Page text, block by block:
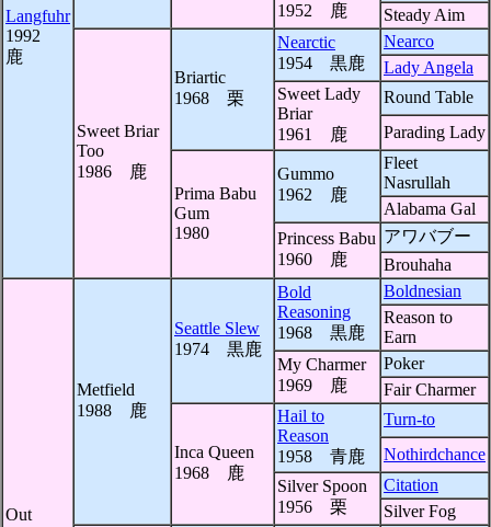
Langfuhr
1992
鹿
1952 鹿
Steady Aim
Sweet Briar
Too
1986 鹿
Briartic
1968 栗
Nearctic
1954 黒鹿
Nearco
Lady Angela
Sweet Lady
Briar
1961 鹿
Round Table
Parading Lady
Prima Babu
Gum
1980
Gummo
1962 鹿
Fleet
Nasrullah
Alabama Gal
Princess Babu
1960 鹿
アワバブー
Brouhaha
Out
Metfield
1988 鹿
Seattle Slew
1974 黒鹿
Bold
Reasoning
1968 黒鹿
Boldnesian
Reason to
Earn
My Charmer
1969 鹿
Poker
Fair Charmer
Inca Queen
1968 鹿
Hail to
Reason
1958 青鹿
Turn-to
Nothirdchance
Silver Spoon
1956 栗
Citation
Silver Fog